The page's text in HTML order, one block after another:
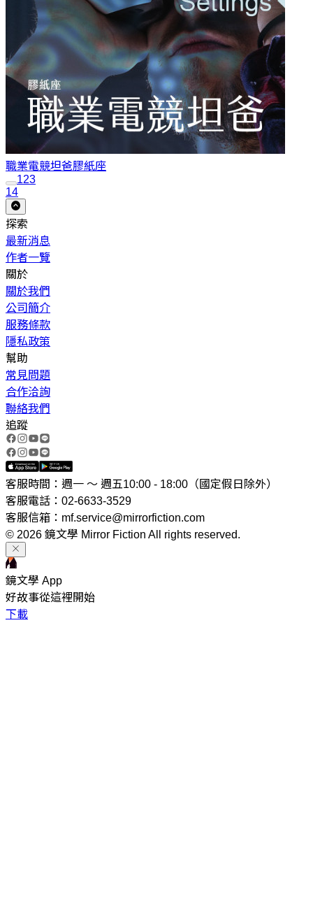
職業電競坦爸膠紙座
123
14
探索
最新消息
作者一覽
關於
關於我們
公司簡介
服務條款
隱私政策
幫助
常見問題
合作洽詢
聯絡我們
追蹤
客服時間：週一 ～ 週五10:00 - 18:00（國定假日除外）
客服電話：02-6633-3529
客服信箱：mf.service@mirrorfiction.com
© 2026 鏡文學 Mirror Fiction All rights reserved.
鏡文學 App
好故事從這裡開始
下載